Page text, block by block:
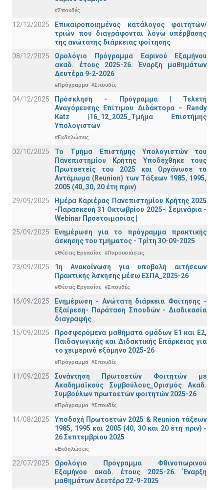
#Σπουδές
12/12/2025
Επικαιροποιημένος κατάλογος φοιτητών/
τριών που διαγράφονται λόγω υπέρβασης
της ανώτατης διάρκειας φοίτησης
08/12/2025
Ωρολόγιο Πρόγραμμα Εαρινού Εξαμήνου
ακαδ. έτους 2025-26. Έναρξη μαθημάτων
Δευτέρα 9-2-2026
#Πρόγραμμα #Σπουδές
04/12/2025
Πρόσκληση - Πρόγραμμα | Τελετή
Αναγόρευσης Επίτιμου Διδάκτορα – Randy
Katz |16_12_2025_Τμήμα Επιστήμης
Υπολογιστών
#Εκδηλώσεις
02/10/2025
Το Τμήμα Επιστήμης Υπολογιστών του
Πανεπιστημίου Κρήτης Υποδέχθηκε τους
Πρωτοετείς του 2025 και Οργάνωσε το
Αντάμωμα (Reunion) των Τάξεων 1985, 1995,
2005 (40, 30, 20 έτη πριν)
29/09/2025
Ημέρα Καριέρας Πανεπιστημίου Κρήτης 2025
-Παρασκευή 31 Οκτωβρίου 2025-| Σεμινάρια -
Webinar Προετοιμασίας |
25/09/2025
Ενημέρωση για το πρόγραμμα πρακτικής
άσκησης του τμήματος - Τρίτη 30-09-2025
#Θέσεις Εργασίας #Παρουσιάσεις
23/09/2025
1η Ανακοίνωση για υποβολή αιτήσεων
Πρακτικής Άσκησης μέσω ΕΣΠΑ_2025-26
#Θέσεις Εργασίας #Σπουδές
16/09/2025
Ενημέρωση - Ανώτατη διάρκεια Φοίτησης -
Εξαίρεση- Παράταση Σπουδών - Διαδικασία
διαγραφής
15/09/2025
Προσφερόμενα μαθήματα ομάδων Ε1 και Ε2,
Παιδαγωγικής και Διδακτικής Επάρκειας για
το χειμερινό εξάμηνο 2025-26
#Πρόγραμμα #Σπουδές
11/09/2025
Συνάντηση Πρωτοετών Φοιτητών με
Ακαδημαϊκούς Συμβούλους_Ορισμός Ακαδ.
Συμβούλων πρωτοετών φοιτητών 2025-26
#Πρόγραμμα #Σπουδές
14/08/2025
Υποδοχή Πρωτοετών 2025 & Reunion τάξεων
1985, 1995 και 2005 (40, 30 και 20 έτη πριν) -
26 Σεπτεμβρίου 2025
#Εκδηλώσεις
22/07/2025
Ωρολόγιο Πρόγραμμα Φθινοπωρινού
Εξαμήνου ακαδ. έτους 2025-26. Έναρξη
μαθημάτων Δευτέρα 22-9-2025